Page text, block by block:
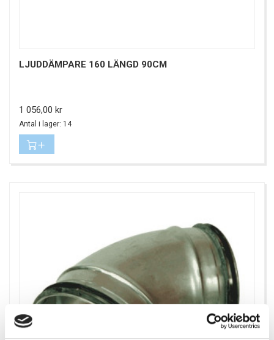
LJUDDÄMPARE 160 LÄNGD 90CM
Pris
1 056,00 kr
Antal i lager: 14